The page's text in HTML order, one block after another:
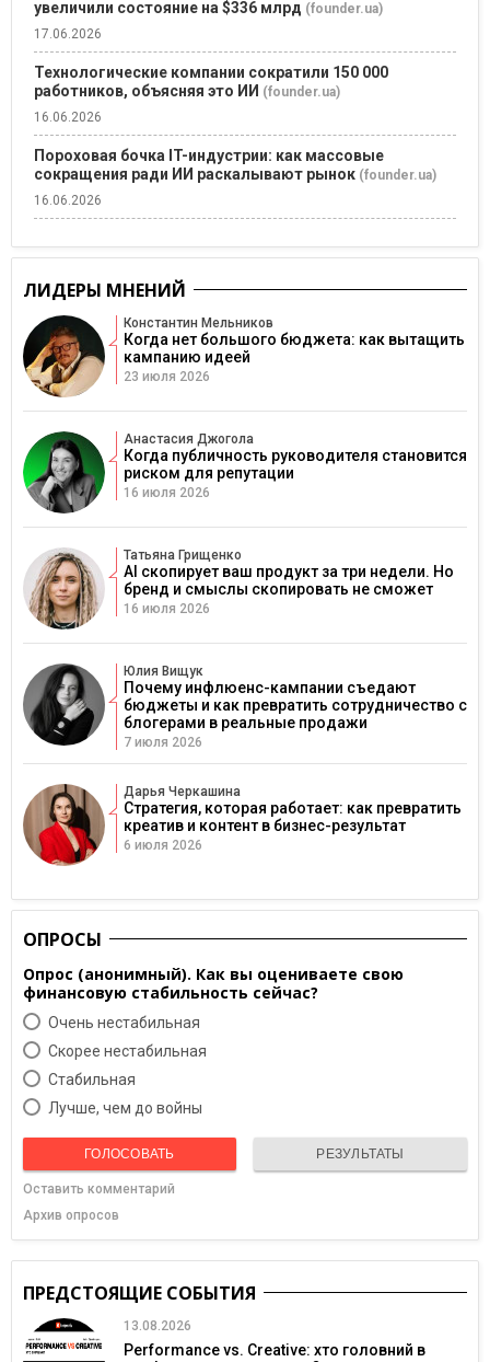
увеличили состояние на $336 млрд (founder.ua)
17.06.2026
Технологические компании сократили 150 000
работников, объясняя это ИИ (founder.ua)
16.06.2026
Пороховая бочка IT-индустрии: как массовые
сокращения ради ИИ раскалывают рынок (founder.ua)
16.06.2026
ЛИДЕРЫ МНЕНИЙ
Константин Мельников
Когда нет большого бюджета: как вытащить
кампанию идеей
23 июля 2026
Анастасия Джогола
Когда публичность руководителя становится
риском для репутации
16 июля 2026
Татьяна Грищенко
AI скопирует ваш продукт за три недели. Но
бренд и смыслы скопировать не сможет
16 июля 2026
Юлия Вищук
Почему инфлюенс-кампании съедают
бюджеты и как превратить сотрудничество с
блогерами в реальные продажи
7 июля 2026
Дарья Черкашина
Стратегия, которая работает: как превратить
креатив и контент в бизнес-результат
6 июля 2026
ОПРОСЫ
Опрос (анонимный). Как вы оцениваете свою
финансовую стабильность сейчас?
Очень нестабильная
Скорее нестабильная
Cтабильная
Лучше, чем до войны
ГОЛОСОВАТЬ РЕЗУЛЬТАТЫ
Оставить комментарий
Архив опросов
ПРЕДСТОЯЩИЕ СОБЫТИЯ
13.08.2026
Performance vs. Creative: хто головний в